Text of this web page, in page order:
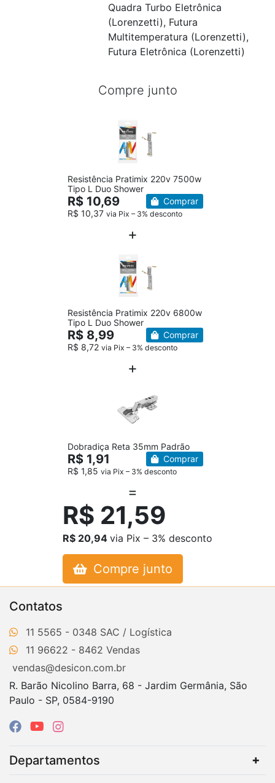
Quadra Turbo Eletrônica
(Lorenzetti), Futura
Multitemperatura (Lorenzetti),
Futura Eletrônica (Lorenzetti)
Compre junto
Resistência Pratimix 220v 7500w
Tipo L Duo Shower
R$ 10,69
R$ 10,37 via Pix – 3% desconto
Comprar
Resistência Pratimix 220v 6800w
Tipo L Duo Shower
R$ 8,99
R$ 8,72 via Pix – 3% desconto
Comprar
Dobradiça Reta 35mm Padrão
R$ 1,91
R$ 1,85 via Pix – 3% desconto
Comprar
R$ 21,59
R$ 20,94 via Pix – 3% desconto
Compre junto
Contatos
11 5565 - 0348
11 96622 - 8462
vendas@desicon.com.br
R. Barão Nicolino Barra, 68 - Jardim Germânia, São
Paulo - SP, 0584-9190
Departamentos